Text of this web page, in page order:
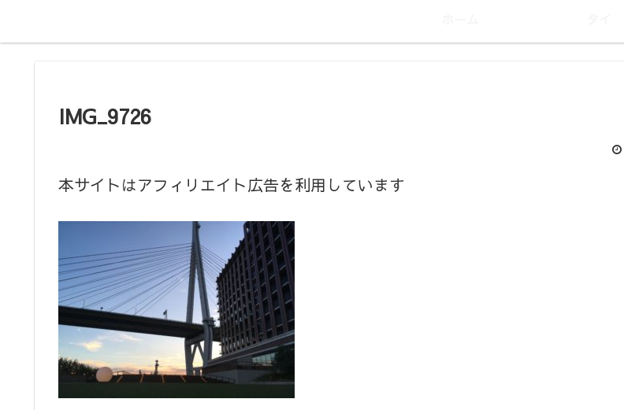
IMG_9726
本サイトはアフィリエイト広告を利用しています